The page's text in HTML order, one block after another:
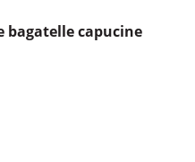
baga­telle capu­cine